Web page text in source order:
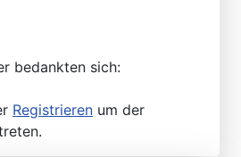
bedankten sich:
Registrieren um der